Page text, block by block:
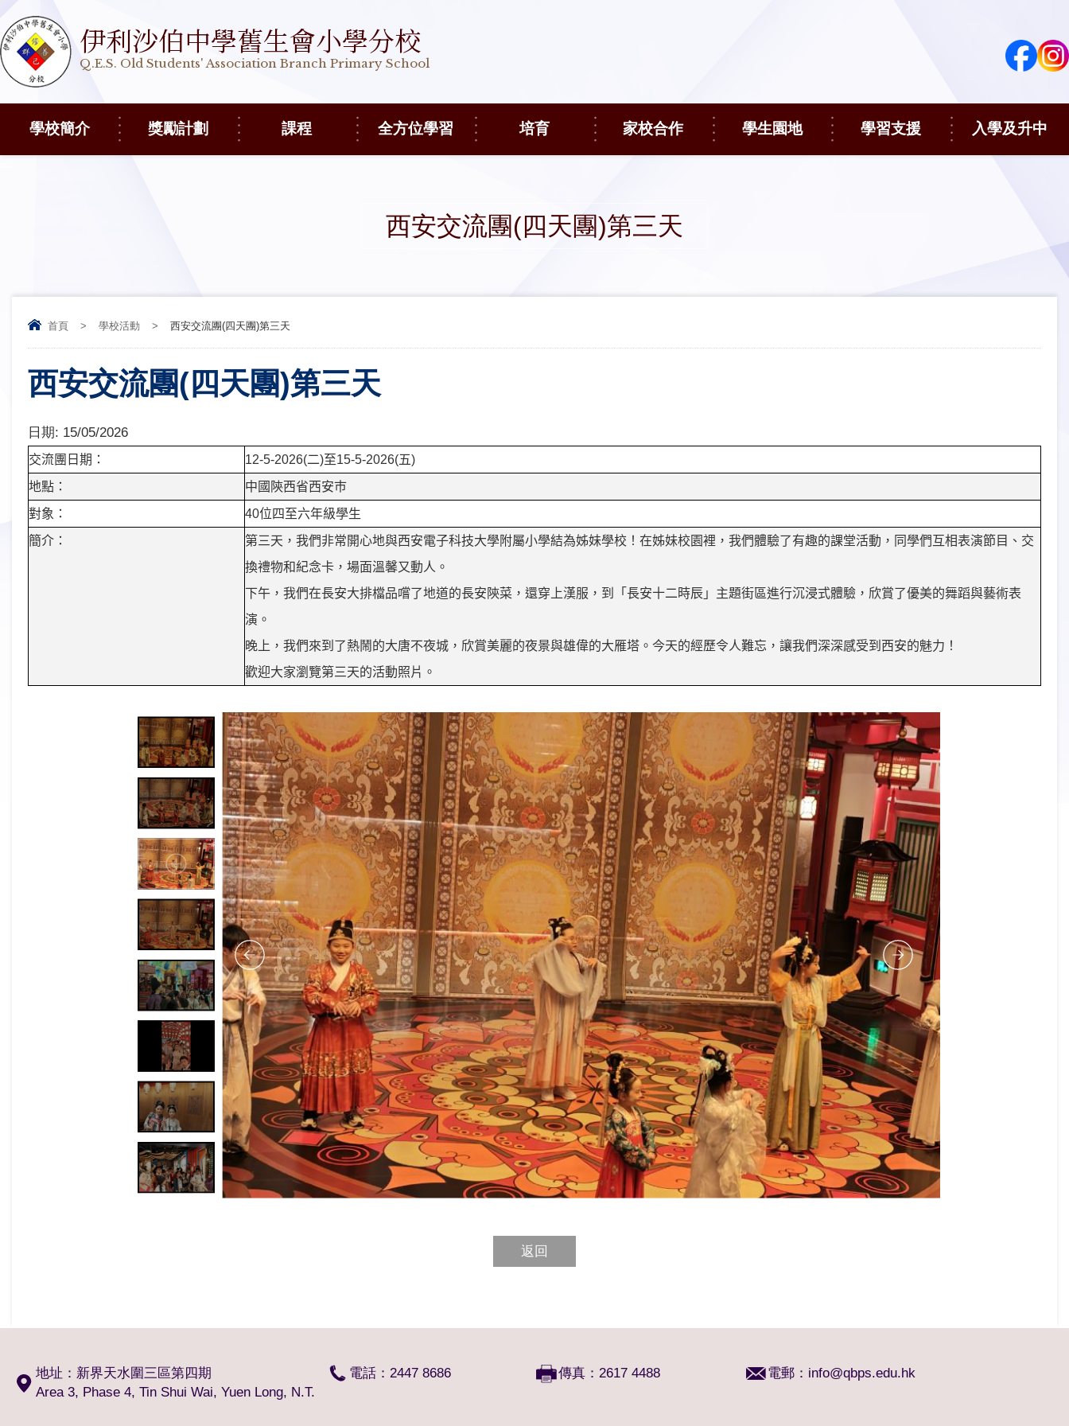
伊利沙伯中學舊生會小學分校
Q.E.S. Old Students' Association Branch Primary School
學校簡介 獎勵計劃 課程 全方位學習 培育 家校合作 學生園地 學習支援 入學及升中
西安交流團(四天團)第三天
首頁 > 學校活動 > 西安交流團(四天團)第三天
西安交流團(四天團)第三天
日期: 15/05/2026
交流團日期： 12-5-2026(二)至15-5-2026(五)
地點：
中國陝西省西安巿
對象：
40位四至六年級學生
簡介：
第三天，我們非常開心地與西安電子科技大學附屬小學結為姊妹學校！在姊妹校園裡，我們體驗了有趣的課堂活動，同學們互相表演節目、交
換禮物和紀念卡，場面溫馨又動人。
下午，我們在長安大排檔品嚐了地道的長安陝菜，還穿上漢服，到「長安十二時辰」主題街區進行沉浸式體驗，欣賞了優美的舞蹈與藝術表
演。
晚上，我們來到了熱鬧的大唐不夜城，欣賞美麗的夜景與雄偉的大雁塔。今天的經歷令人難忘，讓我們深深感受到西安的魅力！
歡迎大家瀏覽第三天的活動照片。
返回
地址：新界天水圍三區第四期
Area 3, Phase 4, Tin Shui Wai, Yuen Long, N.T.
電話：2447 8686 傳真：2617 4488 電郵： info@qbps.edu.hk